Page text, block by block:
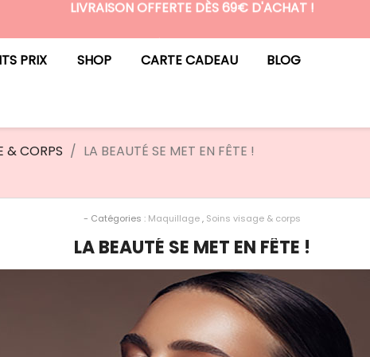
LIVRAISON OFFERTE DÈS 69€ D'ACHAT !
PRIX SHOP CARTE CADEAU BLOG
& CORPS LA BEAUTÉ SE MET EN FÊTE !
- Catégories : Maquillage, Soins visage & corps
LA BEAUTÉ SE MET EN FÊTE !